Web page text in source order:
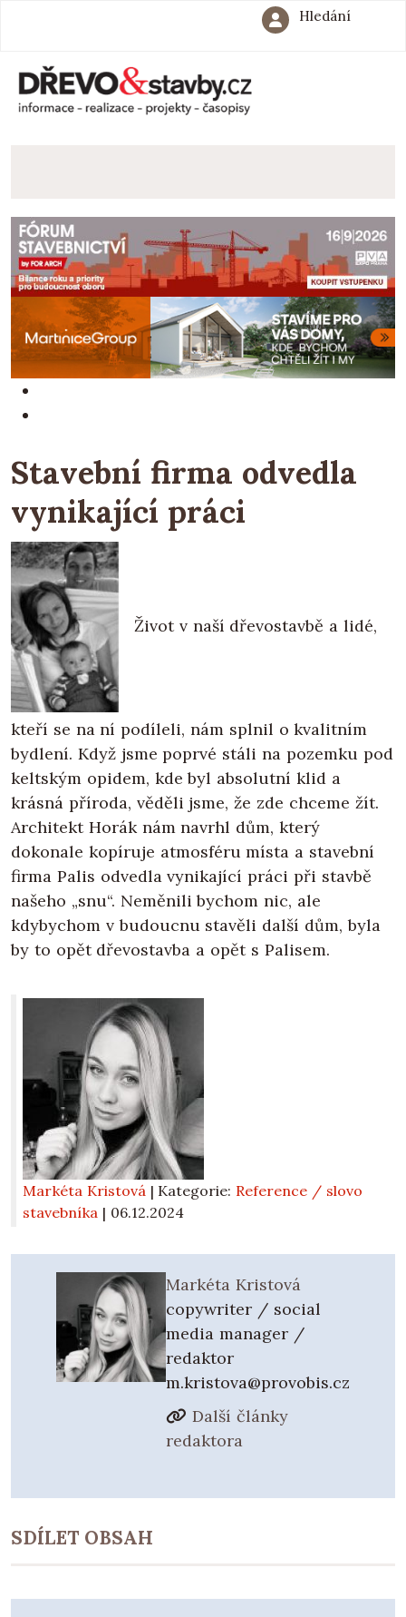
Hledání
Stavební firma odvedla
vynikající práci
Život v naší dřevostavbě a lidé,
kteří se na ní podíleli, nám splnil o kvalitním
bydlení. Když jsme poprvé stáli na pozemku pod
keltským opidem, kde byl absolutní klid a
krásná příroda, věděli jsme, že zde chceme žít.
Architekt Horák nám navrhl dům, který
dokonale kopíruje atmosféru místa a stavební
firma Palis odvedla vynikající práci při stavbě
našeho „snu“. Neměnili bychom nic, ale
kdybychom v budoucnu stavěli další dům, byla
by to opět dřevostavba a opět s Palisem.
Markéta Kristová | Kategorie: Reference / slovo
stavebníka | 06.12.2024
Markéta Kristová
copywriter / social
media manager /
redaktor
m.kristova@provobis.cz
Další články
redaktora
SDÍLET OBSAH